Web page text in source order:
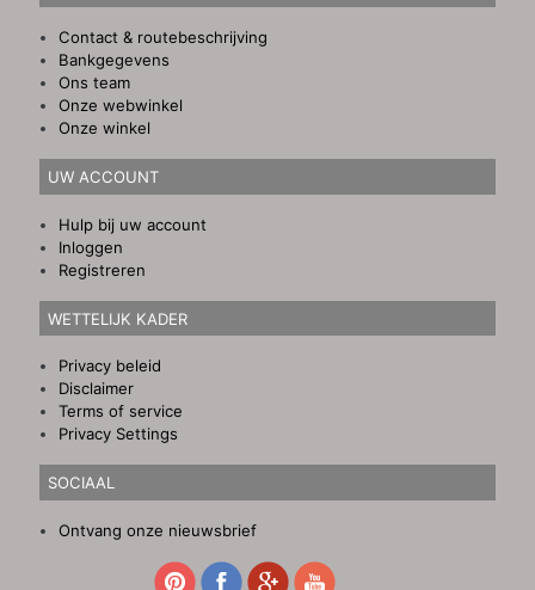
Contact & routebeschrijving
Bankgegevens
Ons team
Onze webwinkel
Onze winkel
UW ACCOUNT
Hulp bij uw account
Inloggen
Registreren
WETTELIJK KADER
Privacy beleid
Disclaimer
Terms of service
Privacy Settings
SOCIAAL
Ontvang onze nieuwsbrief